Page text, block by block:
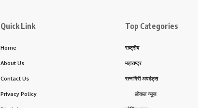
Quick Link
Home
About Us
Contact Us
Privacy Policy
Top Categories
राष्ट्रीय
महाराष्ट्र
रत्नागिरी अपडेट्स
लोकल न्यूज